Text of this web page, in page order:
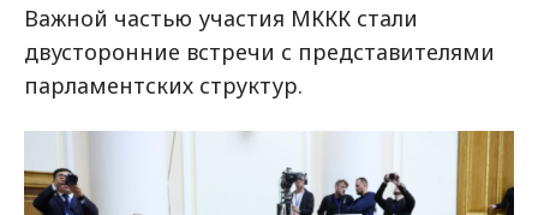
Важной частью участия МККК стали
двусторонние встречи с представителями
парламентских структур.